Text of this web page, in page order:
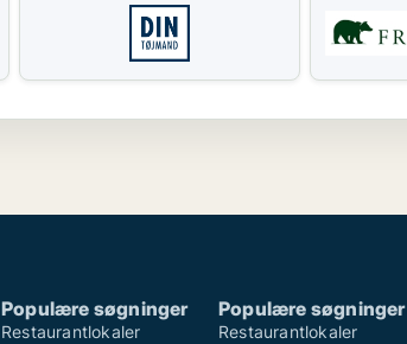
Populære søgninger
Restaurantlokaler
Populære søgninger
Restaurantlokaler